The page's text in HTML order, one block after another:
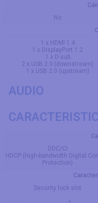
No
1 x HDMI 1.4
1 x DisplayPort 1.2
1 x D-sub
2 x USB 2.0 (downstream)
1 x USB 2.0 (upstream)
AUDIO
DDC/CI
HDCP (High-bandwidth Digital
Protection)
Security lock slot